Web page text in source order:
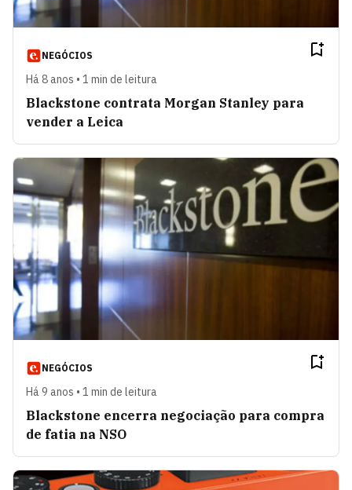
NEGÓCIOS
Há 8 anos • 1 min de leitura
Blackstone contrata Morgan Stanley para
vender a Leica
NEGÓCIOS
Há 9 anos • 1 min de leitura
Blackstone encerra negociação para compra
de fatia na NSO